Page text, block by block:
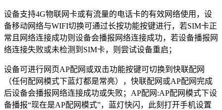
设备支持4G物联网卡或有流量的电话卡的有效网络使用，设
备移动网络与WIFI切换可通过长按功能按键进行，若SIM卡正
常且网络连接成功则设备会播报网络连接成功，若设备播报网
络连接失败或未检测到SIM卡，则尝试设备重启；
设备可进行网页AP配网或双击功能按键可切换到快联配网
（任何配网模式下蓝灯都是常亮），快联配网或AP配网完成
后设备会播报网络连接成功或失败；AP配网:AP配网模式下设
备播报“现在是AP配网模式”，蓝灯快闪，此刻打开手机设置